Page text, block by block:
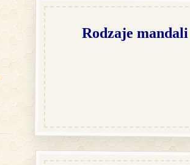
Rodzaje mandali